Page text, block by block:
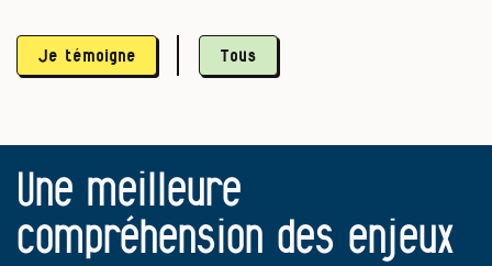
Je témoigne Tous
Une meilleure
compréhension des enjeux